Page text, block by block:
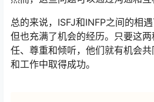
总的来说，ISFJ和INFP之间的相
但也充满了机会的经历。只要这
任、尊重和倾听，他们就有机会
和工作中取得成功。